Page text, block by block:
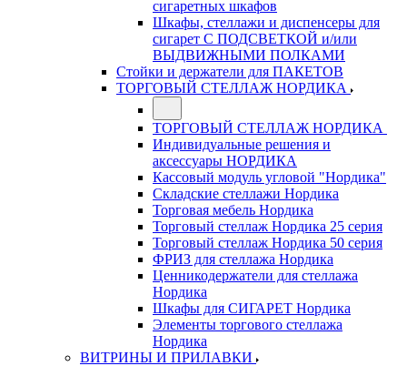
сигаретных шкафов
Шкафы, стеллажи и диспенсеры для
сигарет С ПОДСВЕТКОЙ и/или
ВЫДВИЖНЫМИ ПОЛКАМИ
Стойки и держатели для ПАКЕТОВ
ТОРГОВЫЙ СТЕЛЛАЖ НОРДИКА
ТОРГОВЫЙ СТЕЛЛАЖ НОРДИКА
Индивидуальные решения и
аксессуары НОРДИКА
Кассовый модуль угловой "Нордика"
Складские стеллажи Нордика
Торговая мебель Нордика
Торговый стеллаж Нордика 25 серия
Торговый стеллаж Нордика 50 серия
ФРИЗ для стеллажа Нордика
Ценникодержатели для стеллажа
Нордика
Шкафы для СИГАРЕТ Нордика
Элементы торгового стеллажа
Нордика
ВИТРИНЫ И ПРИЛАВКИ